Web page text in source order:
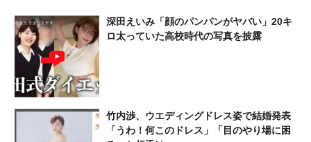
深田えいみ「顔のパンパンがヤバい」20キ
ロ太っていた高校時代の写真を披露
竹内渉、ウエディングドレス姿で結婚発表
「うわ！何このドレス」「目のやり場に困